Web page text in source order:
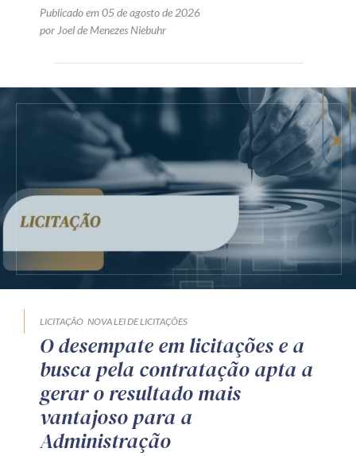
Publicado em 05 de agosto de 2026
por Joel de Menezes Niebuhr
LICITAÇÃO NOVA LEI DE LICITAÇÕES
O desempate em licitações e a
busca pela contratação apta a
gerar o resultado mais
vantajoso para a
Administração